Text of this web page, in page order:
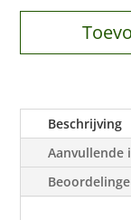
Beschrijving
Aanvullende